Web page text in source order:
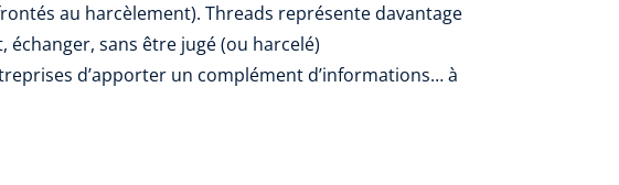
au harcèlement). Threads représente davantage
sans être jugé (ou harcelé)
d’apporter un complément d’informations… à